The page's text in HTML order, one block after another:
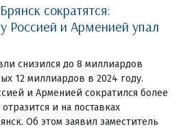
сократятся:
Россией и Арменией упал
снизился до 8 миллиардов
12 миллиардов в 2024 году.
и Арменией сократился более
и на поставках
Об этом заявил заместитель